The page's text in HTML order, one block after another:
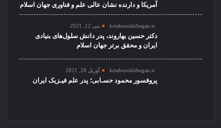
آمریکا و دارنده نشان عالی علم و فناوری جهان اسلام
ketabenokhbegan.ir می 12, 2021
دکتر حسین بهاروند، پدر دانش سلول‌های بنیادی
ایران و محقق برتر جهان اسلام
ketabenokhbegan.ir آوریل 28, 2021
پروفسور محمود حسـابی؛ پدر علم فیـزیک ایران